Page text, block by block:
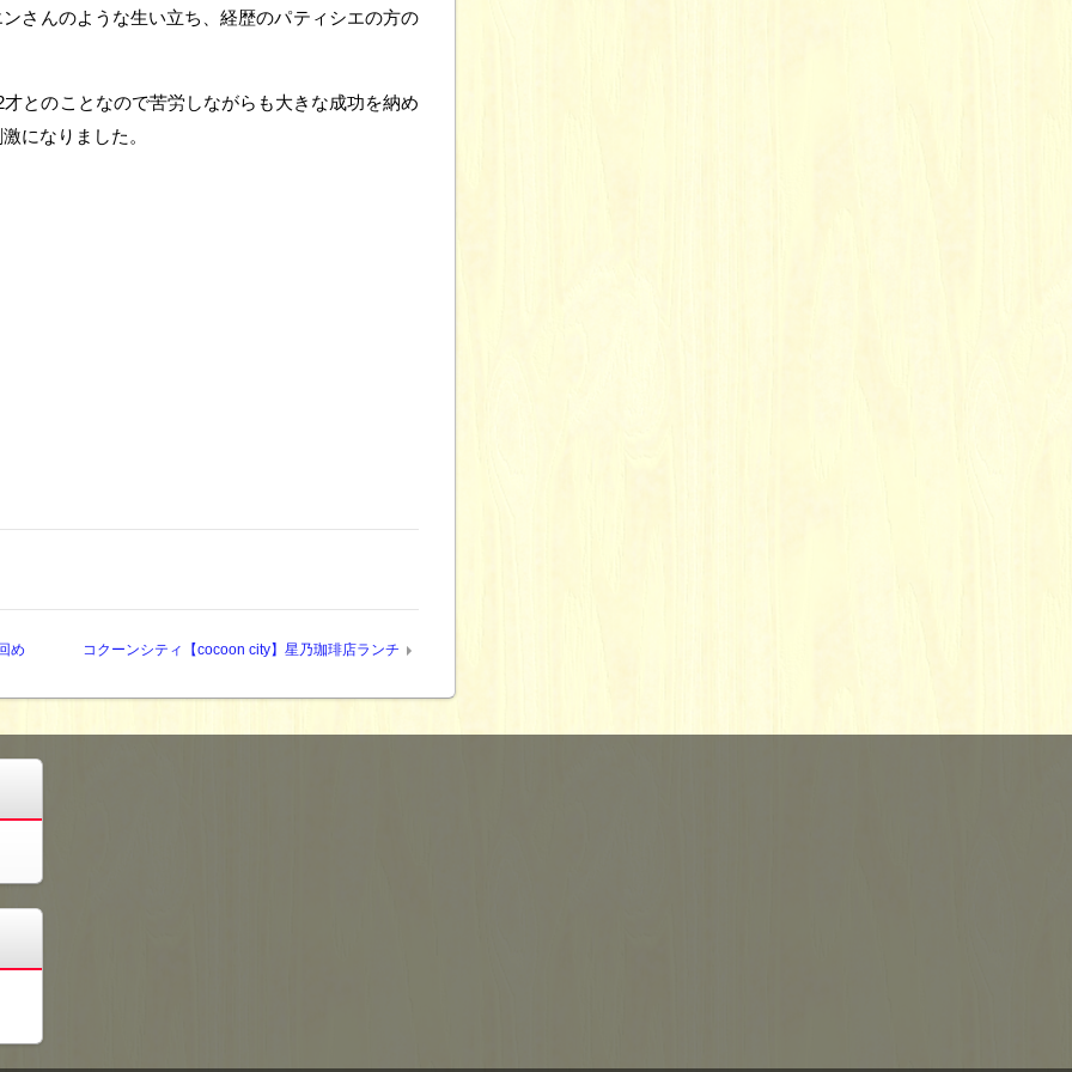
さんのような生い立ち、経歴のパティシエの方の
とのことなので苦労しながらも大きな成功を納め
になりました。
め コクーンシティ【cocoon city】星乃珈琲店ランチ